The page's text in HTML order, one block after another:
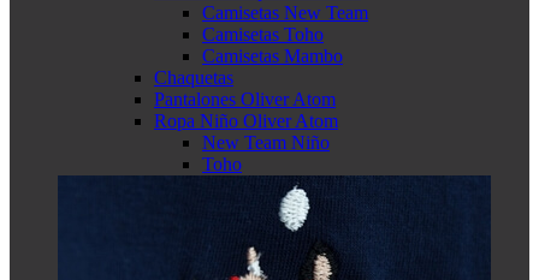
Camisetas New Team
Camisetas Toho
Camisetas Mambo
Chaquetas
Pantalones Oliver Atom
Ropa Niño Oliver Atom
New Team Niño
Toho